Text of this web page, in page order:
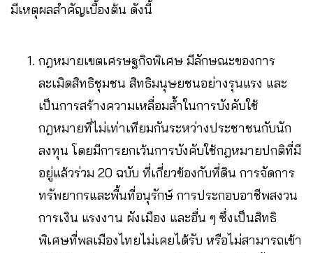
มีเหตุผลสำคัญเบื้องต้น ดังนี้
กฎหมายเขตเศรษฐกิจพิเศษ มีลักษณะของการ
ละเมิดสิทธิชุมชน สิทธิมนุษยชนอย่างรุนแรง และ
เป็นการสร้างความเหลื่อมล้ำในการบังคับใช้
กฎหมายที่ไม่เท่าเทียมกันระหว่างประชาชนกับนัก
ลงทุน โดยมีการยกเว้นการบังคับใช้กฎหมายปกติที่มี
อยู่แล้วร่วม 20 ฉบับ ที่เกี่ยวข้องกับที่ดิน การจัดการ
ทรัพยากรและพื้นที่อนุรักษ์ การประกอบอาชีพสงวน
การเงิน แรงงาน ผังเมือง และอื่น ๆ ซึ่งเป็นสิทธิ
พิเศษที่พลเมืองไทยไม่เคยได้รับ หรือไม่สามารถเข้า